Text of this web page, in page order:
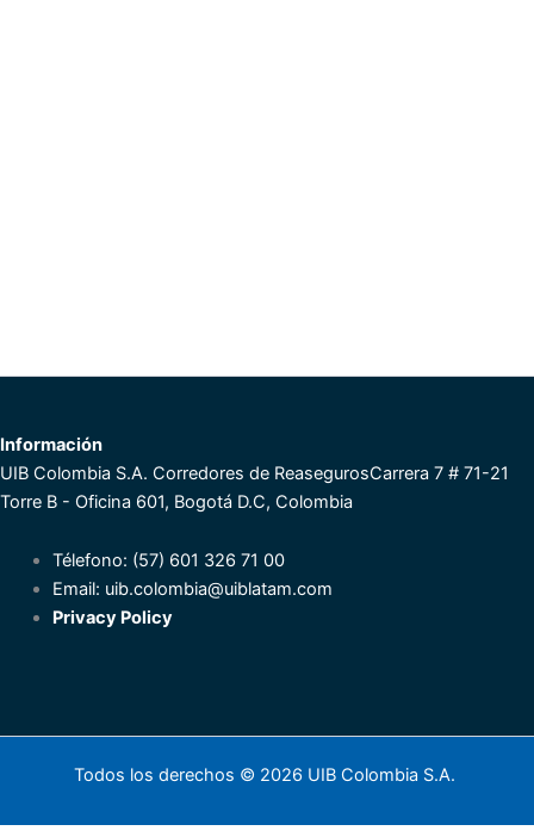
Información
UIB Colombia S.A. Corredores de ReasegurosCarrera 7 # 71-21
Torre B - Oficina 601, Bogotá D.C, Colombia
Télefono: (57) 601 326 71 00
Email: uib.colombia@uiblatam.com
Privacy Policy
Todos los derechos © 2026 UIB Colombia S.A.